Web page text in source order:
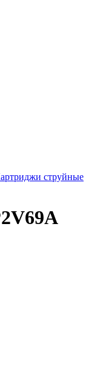
струйные